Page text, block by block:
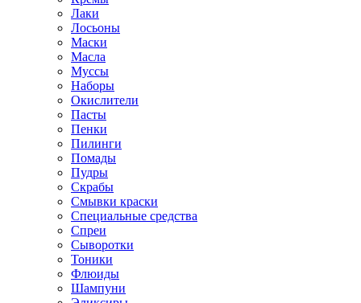
Лаки
Лосьоны
Маски
Масла
Муссы
Наборы
Окислители
Пасты
Пенки
Пилинги
Помады
Пудры
Скрабы
Смывки краски
Специальные средства
Спреи
Сыворотки
Тоники
Флюиды
Шампуни